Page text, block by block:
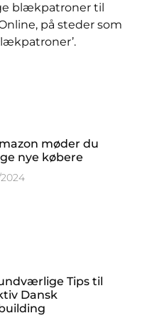
blækpatroner til
på steder som
møder du
nye købere
Tips til
Dansk